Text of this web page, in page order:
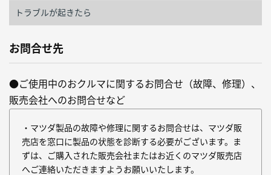
トラブルが起きたら
お問合せ先
●ご使用中のおクルマに関するお問合せ（故障、修理）、
販売会社へのお問合せなど
・マツダ製品の故障や修理に関するお問合せは、マツダ販
売店を窓口に製品の状態を診断する必要がございます。ま
ずは、ご購入された販売会社またはお近くのマツダ販売店
へご連絡いただきますようお願いいたします。